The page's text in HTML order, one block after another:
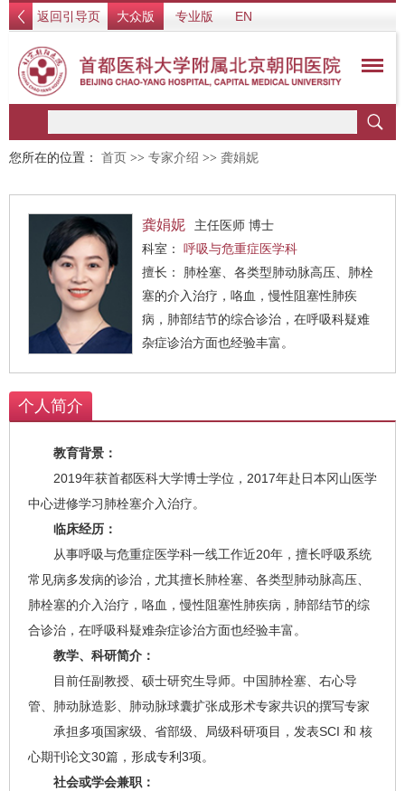
返回引导页 大众版 专业版 EN
您所在的位置： 首页 >> 专家介绍 >> 龚娟妮
龚娟妮
主任医师 博士
科室： 呼吸与危重症医学科
擅长： 肺栓塞、各类型肺动脉高压、肺栓
塞的介入治疗，咯血，慢性阻塞性肺疾
病，肺部结节的综合诊治，在呼吸科疑难
杂症诊治方面也经验丰富。
个人简介
教育背景：
2019年获首都医科大学博士学位，2017年赴日本冈山医学
中心进修学习肺栓塞介入治疗。
临床经历：
从事呼吸与危重症医学科一线工作近20年，擅长呼吸系统
常见病多发病的诊治，尤其擅长肺栓塞、各类型肺动脉高压、
肺栓塞的介入治疗，咯血，慢性阻塞性肺疾病，肺部结节的综
合诊治，在呼吸科疑难杂症诊治方面也经验丰富。
教学、科研简介：
目前任副教授、硕士研究生导师。中国肺栓塞、右心导
管、肺动脉造影、肺动脉球囊扩张成形术专家共识的撰写专家
承担多项国家级、省部级、局级科研项目，发表SCI 和 核
心期刊论文30篇，形成专利3项。
社会或学会兼职：